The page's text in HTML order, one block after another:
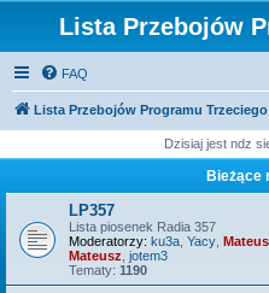
Lista Przebojów
FAQ
Lista Przebojów Programu Trzeciego
Dzisiaj jest ndz
Bieżące
LP357
Lista piosenek Radia 357
Moderatorzy: ku3a Yacy
Mateusz jotem3
Tematy: 1190